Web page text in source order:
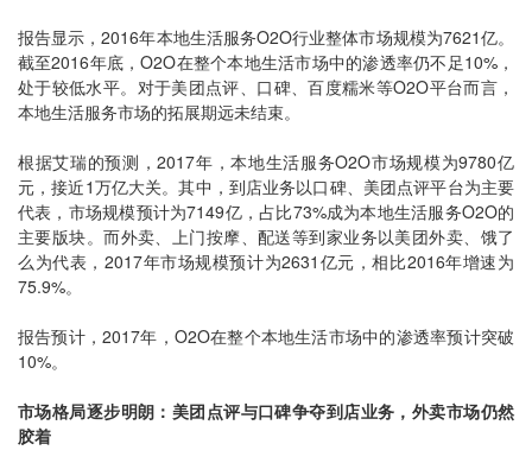
报告显示，2016年本地生活服务O2O行业整体市场规模为7621亿。
截至2016年底，O2O在整个本地生活市场中的渗透率仍不足10%，
处于较低水平。对于美团点评、口碑、百度糯米等O2O平台而言，
本地生活服务市场的拓展期远未结束。
根据艾瑞的预测，2017年，本地生活服务O2O市场规模为9780亿
元，接近1万亿大关。其中，到店业务以口碑、美团点评平台为主要
代表，市场规模预计为7149亿，占比73%成为本地生活服务O2O的
主要版块。而外卖、上门按摩、配送等到家业务以美团外卖、饿了
么为代表，2017年市场规模预计为2631亿元，相比2016年增速为
75.9%。
报告预计，2017年，O2O在整个本地生活市场中的渗透率预计突破
10%。
市场格局逐步明朗：美团点评与口碑争夺到店业务，外卖市场仍然
胶着